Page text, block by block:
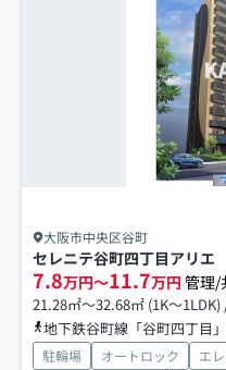
大阪市中央区谷町
セレニテ谷町四丁目アリエ
7.8万円～11.7万円 管理/
21.28㎡～32.68㎡ (1K～
地下鉄谷町線「谷町四丁目
駐輪場 オートロック エ